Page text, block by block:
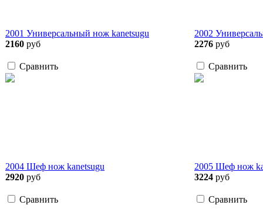
2001 Универсальный нож kanetsugu
2160 руб
Сравнить
2002
2276 руб
Сравнить
2004 Шеф нож kanetsugu
2920 руб
Сравнить
2005 Шеф нож
3224 руб
Сравнить